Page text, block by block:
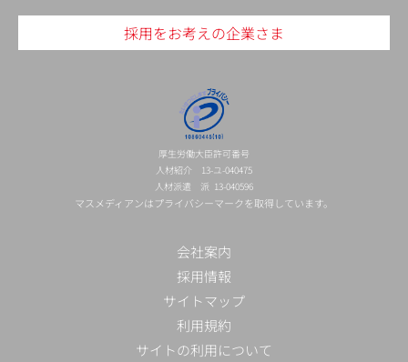
採用をお考えの企業さま
厚生労働大臣許可番号
人材紹介 13-ユ-040475
人材派遣 派 13-040596
マスメディアンはプライバシーマークを取得しています。
会社案内
採用情報
サイトマップ
利用規約
サイトの利用について